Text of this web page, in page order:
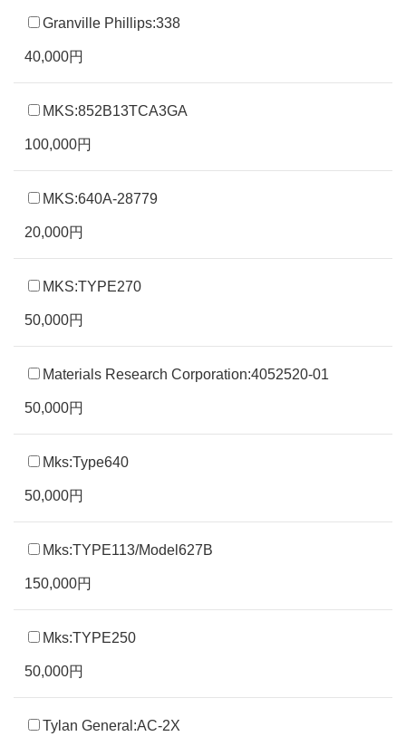
Granville Phillips:338
40,000円
MKS:852B13TCA3GA
100,000円
MKS:640A-28779
20,000円
MKS:TYPE270
50,000円
Materials Research Corporation:4052520-01
50,000円
Mks:Type640
50,000円
Mks:TYPE113/Model627B
150,000円
Mks:TYPE250
50,000円
Tylan General:AC-2X